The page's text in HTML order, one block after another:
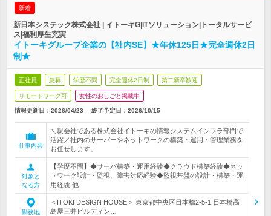
新着
新日本システック株式会社 | イトーキG|ITソリューション|トータルサービ
ス|福利厚生充実
イトーキグループ企業の【社内SE】★年休125日★完全週休2日
制★
正社員 急募 学歴不問 完全週休2日制 第二新卒歓迎
リモートワーク可 女性のおしごと掲載中
情報更新日：2026/04/23 終了予定日： 2026/10/15
仕事内容
＼親会社である株式会社イトーキの情報システムインフラ部門で
活躍／社内のサーバーやネットワークの構築・運用・管理業務を
お任せします。
対象と
なる方
【学歴不問】◆サーバ構築・運用経験◆クラウド構築経験◆ネッ
トワーク設計・監視、障害対応経験◆監視基盤の設計・構築・運
用経験 他
勤務地
＜ITOKI DESIGN HOUSE＞ 東京都中央区日本橋2-5-1 日本橋高
島屋三井ビルディン…